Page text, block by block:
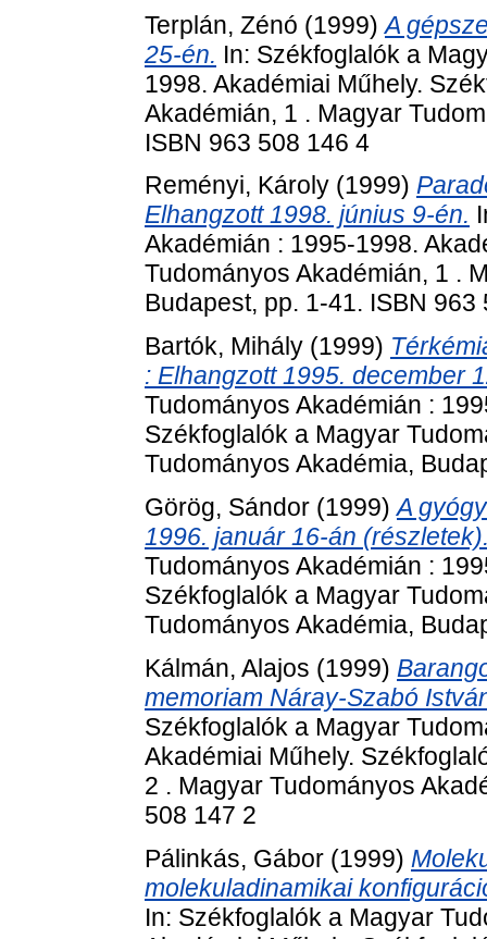
Terplán, Zénó (1999)A
25-én. In: Székfoglalók a
1998. Akadémiai Műhely.
Akadémián, 1 . Magyar
ISBN 963 508 146 4
Reményi, Károly (1999)
Elhangzott 1998. június 9-én.
Akadémián : 1995-1998.
Tudományos Akadémián, 1 .
Budapest, pp. 1-41. ISBN 963
Bartók, Mihály (1999)
: Elhangzott 1995. december
Tudományos Akadémián :
Székfoglalók a Magyar
Tudományos Akadémia,
Görög, Sándor (1999)A
1996. január 16-án
Tudományos Akadémián :
Székfoglalók a Magyar
Tudományos Akadémia,
Kálmán, Alajos (1999)
memoriam Náray-Szabó
Székfoglalók a Magyar
Akadémiai Műhely.
2 . Magyar Tudományos
508 147 2
Pálinkás, Gábor (1999)
molekuladinamikai
In: Székfoglalók a Magyar